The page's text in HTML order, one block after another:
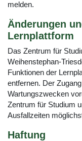
melden.
Änderungen
Lernplattform
Das Zentrum für
Weihenstephan-
Funktionen der
entfernen. Der
Wartungszwecken
Zentrum für Studium
Ausfallzeiten
Haftung